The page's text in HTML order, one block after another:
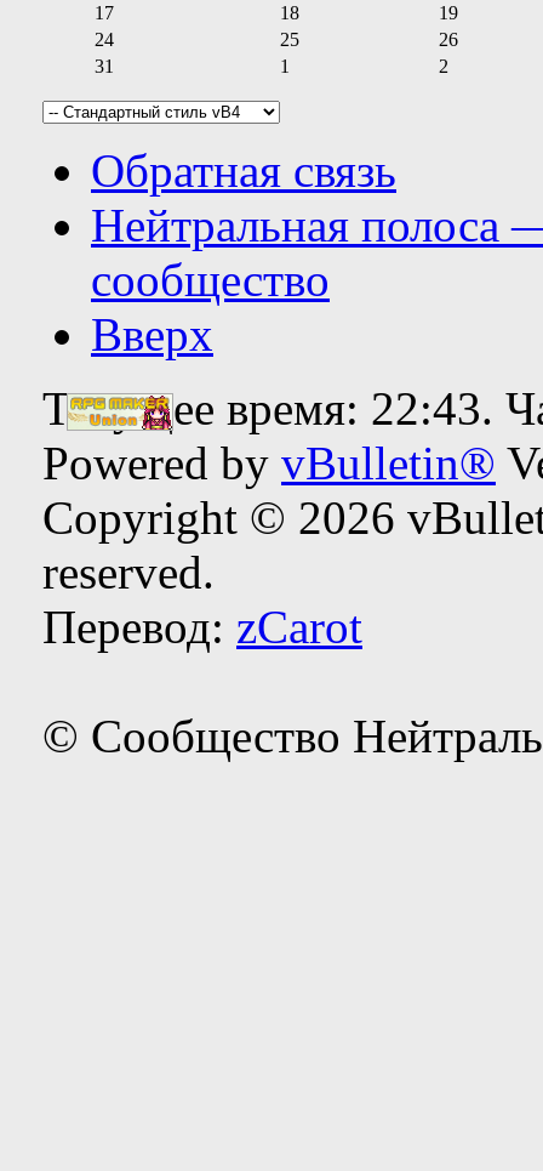
17
18
19
24
25
26
31
1 2
Обратная связь
Нейтральная полоса
сообщество
Вверх
Текущее время: 22:43.
Powered by vBulletin®
Copyright © 2026
reserved.
Перевод: zCarot
© Сообщество